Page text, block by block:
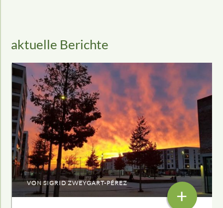
aktuelle Berichte
VON SIGRID ZWEYGART-PÉREZ
+